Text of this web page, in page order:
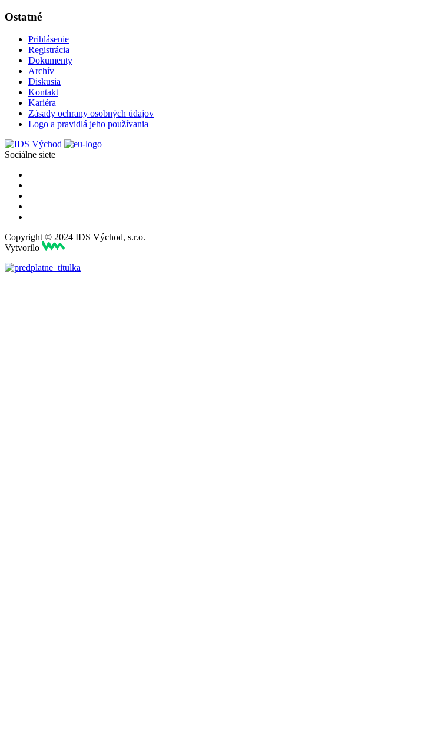
Ostatné
Prihlásenie
Registrácia
Dokumenty
Archív
Diskusia
Kontakt
Kariéra
Zásady ochrany osobných údajov
Logo a pravidlá jeho používania
Sociálne siete
Copyright © 2024 IDS Východ, s.r.o.
Vytvorilo